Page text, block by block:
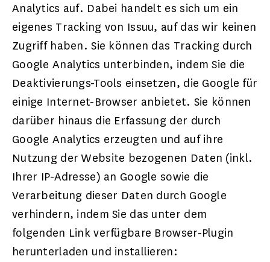
Analytics auf. Dabei handelt es sich um ein
eigenes Tracking von Issuu, auf das wir keinen
Zugriff haben. Sie können das Tracking durch
Google Analytics unterbinden, indem Sie die
Deaktivierungs-Tools einsetzen, die Google für
einige Internet-Browser anbietet. Sie können
darüber hinaus die Erfassung der durch
Google Analytics erzeugten und auf ihre
Nutzung der Website bezogenen Daten (inkl.
Ihrer IP-Adresse) an Google sowie die
Verarbeitung dieser Daten durch Google
verhindern, indem Sie das unter dem
folgenden Link verfügbare Browser-Plugin
herunterladen und installieren: